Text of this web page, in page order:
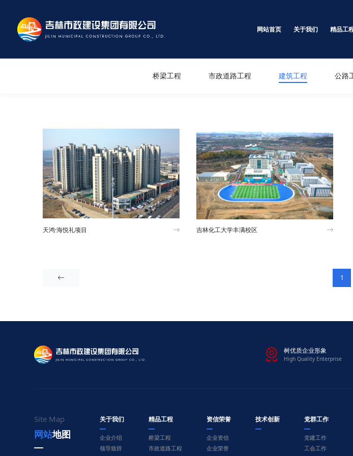
网站首页 关于我们 精品工
桥梁工程 市政道路工程 建筑工程 公路
天鸿·海悦礼项目 吉林化工大学丰满校区
 1
 树优质企业形象
High Quality Enterprise
Site Map
网站地图
关于我们
企业介绍
领导致辞
精品工程
桥梁工程
市政道路工程
资信荣誉
企业资信
企业荣誉
技术创新 党群工作
党建工作
工会工作